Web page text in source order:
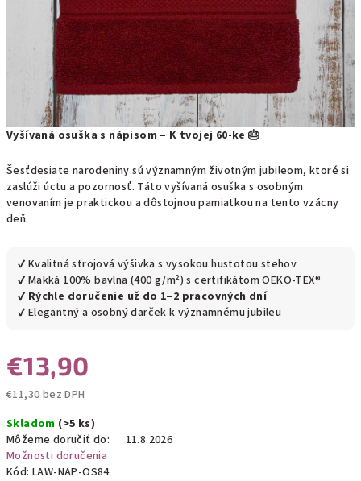
Vyšívaná osuška s nápisom – K tvojej 60-ke 🎂
Šesťdesiate narodeniny sú významným životným jubileom, ktoré si
zaslúži úctu a pozornosť. Táto vyšívaná osuška s osobným
venovaním je praktickou a dôstojnou pamiatkou na tento vzácny
deň.
✔ Kvalitná strojová výšivka s vysokou hustotou stehov
✔ Mäkká 100% bavlna (400 g/m²) s certifikátom OEKO-TEX®
✔ Rýchle doručenie už do 1–2 pracovných dní
✔ Elegantný a osobný darček k významnému jubileu
€13,90
€11,30 bez DPH
cena:
Skladom (>5 ks)
Môžeme doručiť do:
11.8.2026
Možnosti doručenia
Kód: LAW-NAP-OS84